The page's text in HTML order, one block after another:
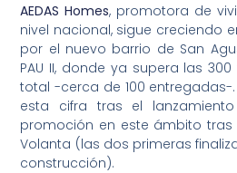
AEDAS Homes, promotora de
nivel nacional, sigue creciendo
por el nuevo barrio de San
PAU II, donde ya supera las
total -cerca de 100
esta cifra tras el
promoción en este ámbito tras
Volanta (las dos primeras
construcción).